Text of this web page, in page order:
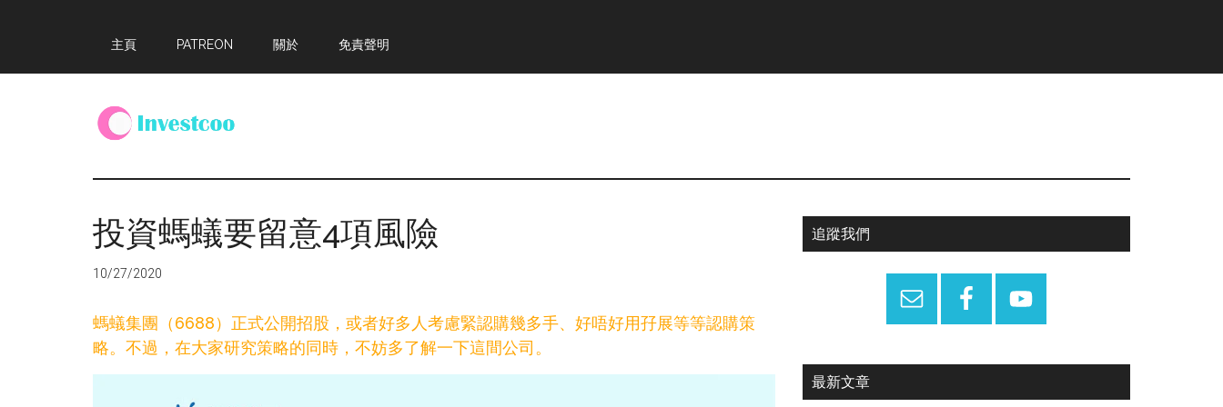
main
primary
footer
主頁 PATREON 關於 免責聲明
Investcoo
個
活
的
資
網
站
投資螞蟻要留意4項風險
10/27/2020
螞蟻集團（6688）正式公開招股，或者好多人考慮緊認購幾多手、好唔好用孖展等等認購策
略。不過，在大家研究策略的同時，不妨多了解一下這間公司。
Primary
追蹤我們
最新文章